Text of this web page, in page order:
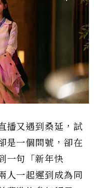
播又遇到桑延，試
是一個問號，卻在
一句「新年快
人一起遲到成為同